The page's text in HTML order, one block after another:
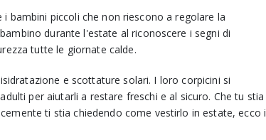
bambini piccoli che non riescono a regolare la
durante l'estate al riconoscere i segni di
tutte le giornate calde.
e scottature solari. I loro corpicini si
per aiutarli a restare freschi e al sicuro. Che tu stia
ti stia chiedendo come vestirlo in estate, ecco i